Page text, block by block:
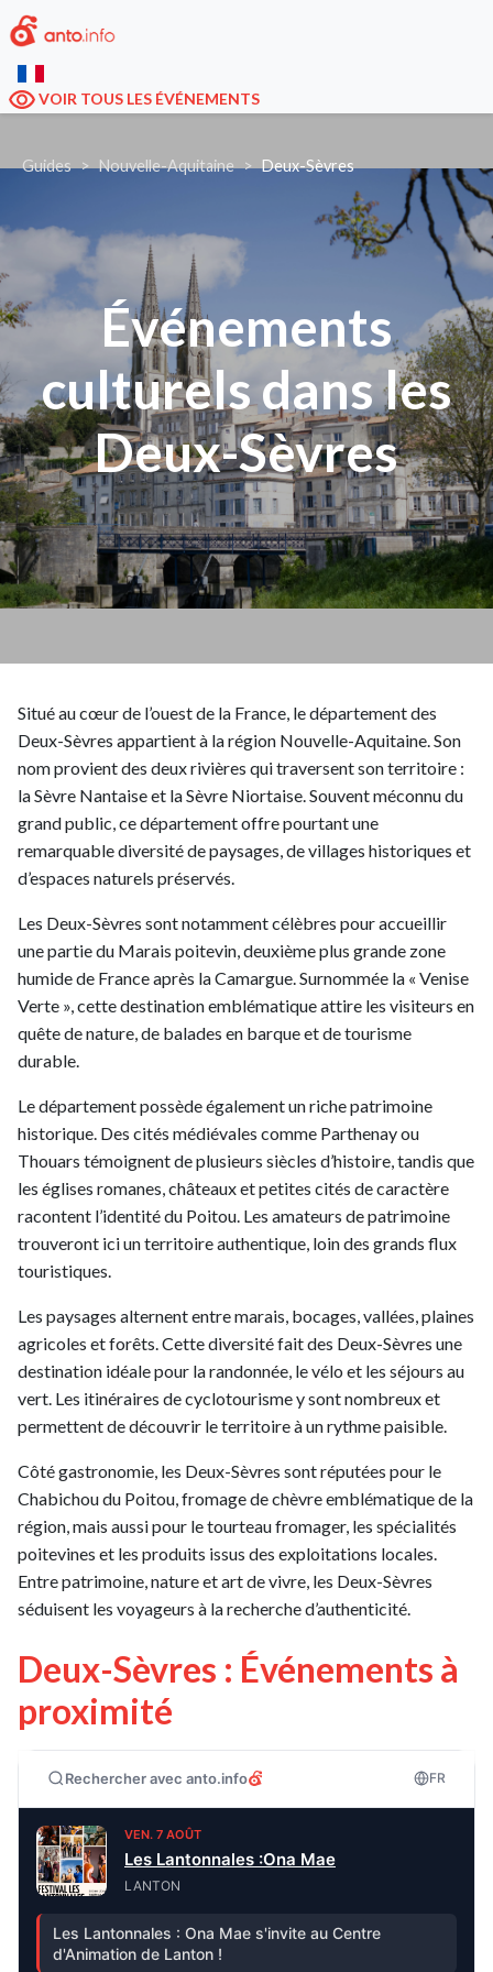
VOIR TOUS LES ÉVÉNEMENTS
Guides Nouvelle-Aquitaine Deux-Sèvres
Événements
culturels dans les
Deux-Sèvres
Situé au cœur de l’ouest de la France, le département des
Deux-Sèvres appartient à la région Nouvelle-Aquitaine. Son
nom provient des deux rivières qui traversent son territoire :
la Sèvre Nantaise et la Sèvre Niortaise. Souvent méconnu du
grand public, ce département offre pourtant une
remarquable diversité de paysages, de villages historiques et
d’espaces naturels préservés.
Les Deux-Sèvres sont notamment célèbres pour accueillir
une partie du Marais poitevin, deuxième plus grande zone
humide de France après la Camargue. Surnommée la « Venise
Verte », cette destination emblématique attire les visiteurs en
quête de nature, de balades en barque et de tourisme
durable.
Le département possède également un riche patrimoine
historique. Des cités médiévales comme Parthenay ou
Thouars témoignent de plusieurs siècles d’histoire, tandis que
les églises romanes, châteaux et petites cités de caractère
racontent l’identité du Poitou. Les amateurs de patrimoine
trouveront ici un territoire authentique, loin des grands flux
touristiques.
Les paysages alternent entre marais, bocages, vallées, plaines
agricoles et forêts. Cette diversité fait des Deux-Sèvres une
destination idéale pour la randonnée, le vélo et les séjours au
vert. Les itinéraires de cyclotourisme y sont nombreux et
permettent de découvrir le territoire à un rythme paisible.
Côté gastronomie, les Deux-Sèvres sont réputées pour le
Chabichou du Poitou, fromage de chèvre emblématique de la
région, mais aussi pour le tourteau fromager, les spécialités
poitevines et les produits issus des exploitations locales.
Entre patrimoine, nature et art de vivre, les Deux-Sèvres
séduisent les voyageurs à la recherche d’authenticité.
Deux-Sèvres : Événements à
proximité
Rechercher avec anto.info FR
VEN. 7 AOÛT
Les Lantonnales :Ona Mae
LANTON
Les Lantonnales : Ona Mae s'invite au Centre
d'Animation de Lanton !